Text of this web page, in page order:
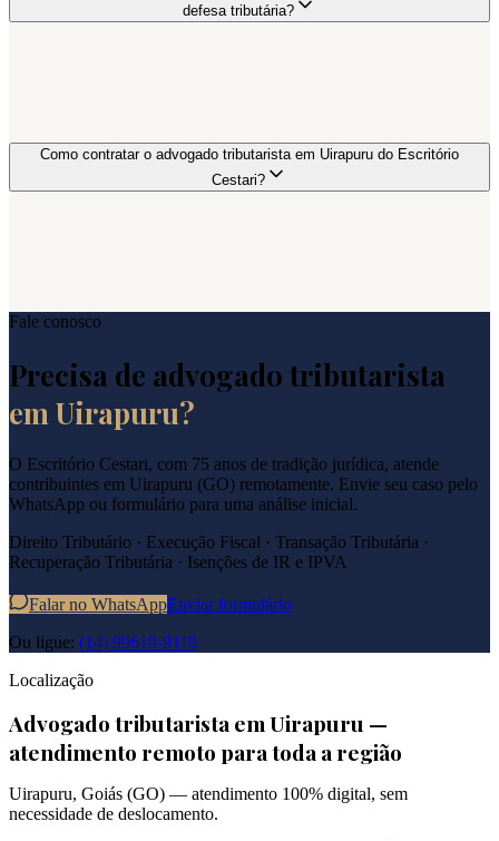
defesa tributária?
Como contratar o advogado tributarista em Uirapuru do Escritório
Cestari?
Fale conosco
Precisa de advogado tributarista
em Uirapuru?
O Escritório Cestari, com 75 anos de tradição jurídica, atende
contribuintes em Uirapuru (GO) remotamente. Envie seu caso pelo
WhatsApp ou formulário para uma análise inicial.
Direito Tributário · Execução Fiscal · Transação Tributária ·
Recuperação Tributária · Isenções de IR e IPVA
Falar no WhatsAppEnviar formulário
Ou ligue: (14) 99619-9119
Localização
Advogado tributarista emUirapuru —
atendimento remoto para toda a região
Uirapuru, Goiás (GO) — atendimento 100% digital, sem
necessidade de deslocamento.